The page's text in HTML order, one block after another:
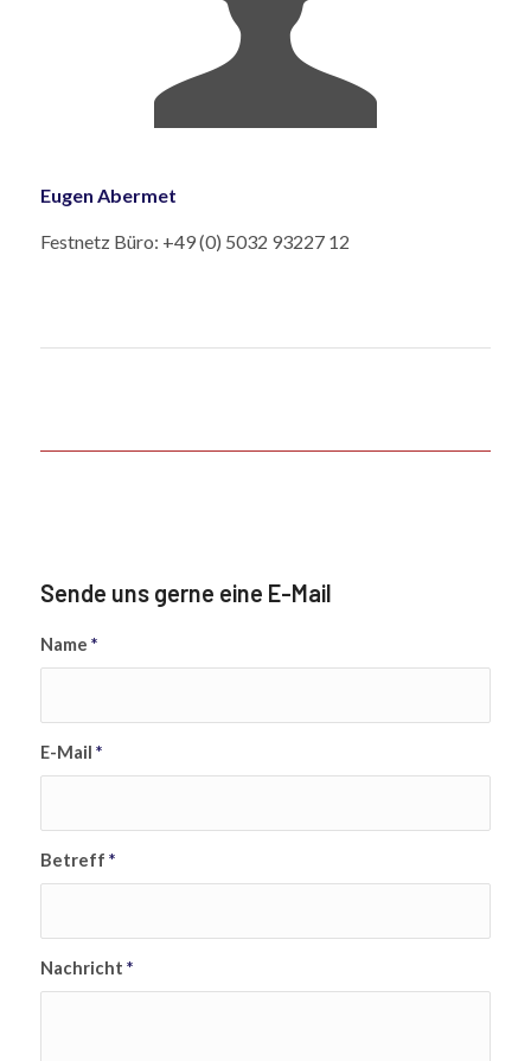
Eugen Abermet
Festnetz Büro: +49 (0) 5032 93227 12
Sende uns gerne eine E-Mail
Name *
E-Mail *
Betreff *
Nachricht *